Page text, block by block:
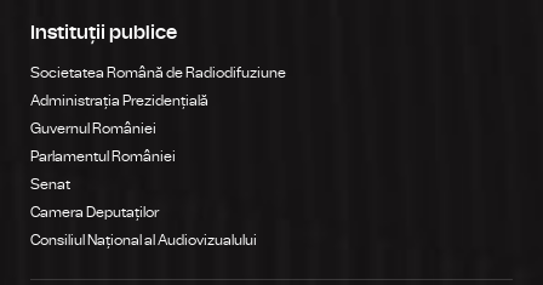
Instituții publice
Societatea Română de Radiodifuziune
Administrația Prezidențială
Guvernul României
Parlamentul României
Senat
Camera Deputaților
Consiliul Național al Audiovizualului